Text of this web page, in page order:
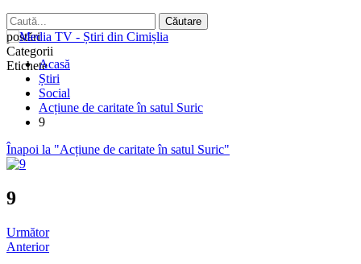
postări
Categorii
EticheteAcasă
Știri
Social
Acțiune de caritate în satul Suric
9
Înapoi la "Acțiune de caritate în satul Suric"
9
Următor
Anterior